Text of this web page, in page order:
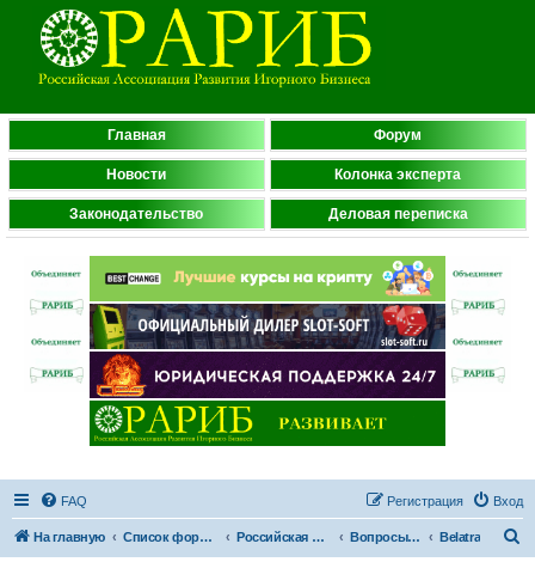
Главная Форум
Новости Колонка эксперта
Законодательство Деловая переписка
FAQ Вход
Регистрация
На главную Список форумов Российская Ассоциация Развития Игорного Бизнеса Вопросы по игорному оборудованию Belatra